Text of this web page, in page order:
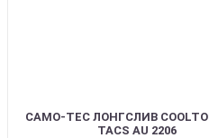
CAMO-TEC ЛОНГСЛИВ
TACS AU 2206